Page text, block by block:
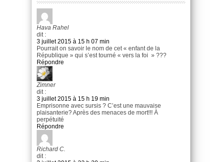
Hava Rahel
dit :
3 juillet 2015 à 15 h 07 min
Pourrait on savoir le nom de cet « enfant de la
République » qui s’est tourné « vers la foi » ???
Répondre
Zimner
dit :
3 juillet 2015 à 15 h 19 min
Emprisonne avec sursis ? C’est une mauvaise
plaisanterie? Après des menaces de mort!!! À
perpétuité
Répondre
Richard C.
dit :